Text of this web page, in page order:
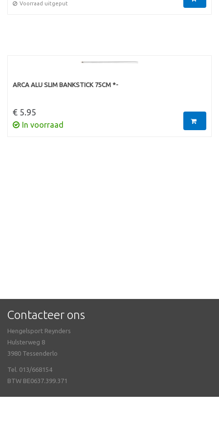
Voorraad uitgeput
ARCA ALU SLIM BANKSTICK 75CM *-
€ 5.95
In voorraad
Contacteer ons
Hengelsport Reynders
Hulsterweg 8
3980 Tessenderlo
Tel. 013/668154
BTW BE0637.399.371